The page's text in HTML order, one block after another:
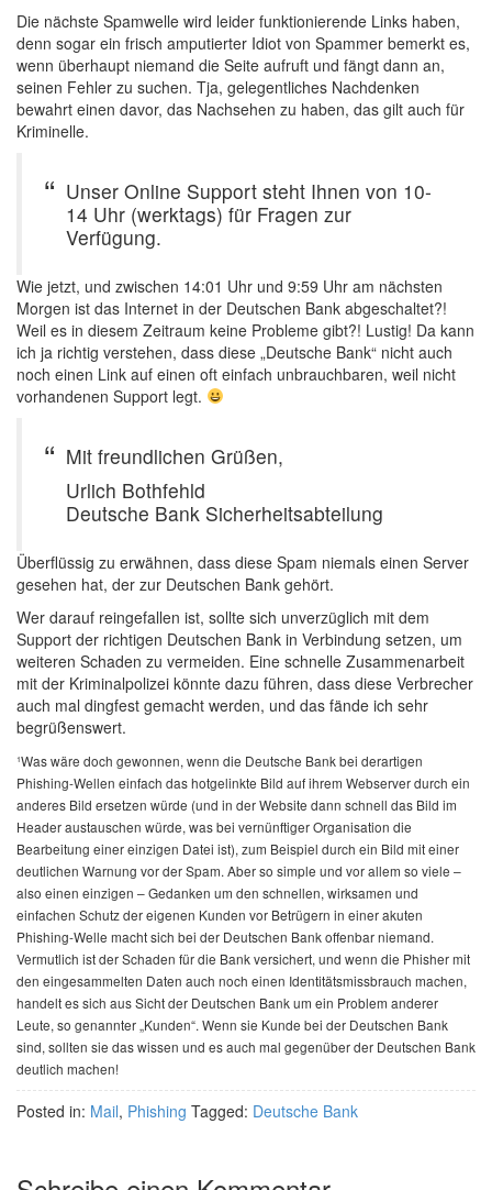
Die nächste Spamwelle wird leider funktionierende Links haben,
denn sogar ein frisch amputierter Idiot von Spammer bemerkt es,
wenn überhaupt niemand die Seite aufruft und fängt dann an,
seinen Fehler zu suchen. Tja, gelegentliches Nachdenken
bewahrt einen davor, das Nachsehen zu haben, das gilt auch für
Kriminelle.
Unser Online Support steht Ihnen von 10-
14 Uhr (werktags) für Fragen zur
Verfügung.
Wie jetzt, und zwischen 14:01 Uhr und 9:59 Uhr am nächsten
Morgen ist das Internet in der Deutschen Bank abgeschaltet?!
Weil es in diesem Zeitraum keine Probleme gibt?! Lustig! Da kann
ich ja richtig verstehen, dass diese „Deutsche Bank“ nicht auch
noch einen Link auf einen oft einfach unbrauchbaren, weil nicht
vorhandenen Support legt.
Mit freundlichen Grüßen,
Urlich Bothfehld
Deutsche Bank Sicherheitsabteilung
Überflüssig zu erwähnen, dass diese Spam niemals einen Server
gesehen hat, der zur Deutschen Bank gehört.
Wer darauf reingefallen ist, sollte sich unverzüglich mit dem
Support der richtigen Deutschen Bank in Verbindung setzen, um
weiteren Schaden zu vermeiden. Eine schnelle Zusammenarbeit
mit der Kriminalpolizei könnte dazu führen, dass diese Verbrecher
auch mal dingfest gemacht werden, und das fände ich sehr
begrüßenswert.
¹Was wäre doch gewonnen, wenn die Deutsche Bank bei derartigen
Phishing-Wellen einfach das hotgelinkte Bild auf ihrem Webserver durch ein
anderes Bild ersetzen würde (und in der Website dann schnell das Bild im
Header austauschen würde, was bei vernünftiger Organisation die
Bearbeitung einer einzigen Datei ist), zum Beispiel durch ein Bild mit einer
deutlichen Warnung vor der Spam. Aber so simple und vor allem so viele –
also einen einzigen – Gedanken um den schnellen, wirksamen und
einfachen Schutz der eigenen Kunden vor Betrügern in einer akuten
Phishing-Welle macht sich bei der Deutschen Bank offenbar niemand.
Vermutlich ist der Schaden für die Bank versichert, und wenn die Phisher mit
den eingesammelten Daten auch noch einen Identitätsmissbrauch machen,
handelt es sich aus Sicht der Deutschen Bank um ein Problem anderer
Leute, so genannter „Kunden“. Wenn sie Kunde bei der Deutschen Bank
sind, sollten sie das wissen und es auch mal gegenüber der Deutschen Bank
deutlich machen!
Posted in: Mail, Phishing Tagged: Deutsche Bank